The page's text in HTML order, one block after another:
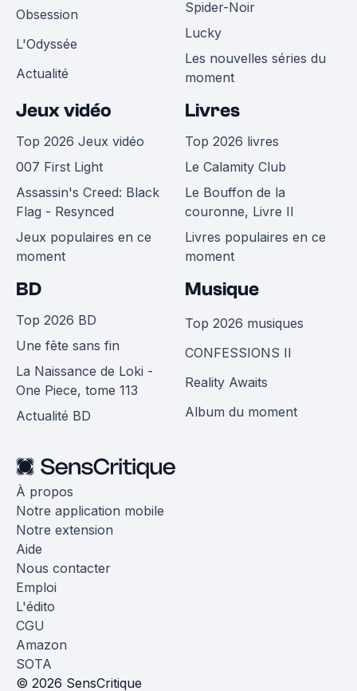
Obsession
L'Odyssée
Actualité
Spider-Noir
Lucky
Les nouvelles séries du
moment
Jeux vidéo
Top 2026 Jeux vidéo
007 First Light
Assassin's Creed: Black
Flag - Resynced
Jeux populaires en ce
moment
Livres
Top 2026 livres
Le Calamity Club
Le Bouffon de la
couronne, Livre II
Livres populaires en ce
moment
BD
Top 2026 BD
Une fête sans fin
La Naissance de Loki -
One Piece, tome 113
Actualité BD
Musique
Top 2026 musiques
CONFESSIONS II
Reality Awaits
Album du moment
À propos
Notre application mobile
Notre extension
Aide
Nous contacter
Emploi
L'édito
CGU
Amazon
SOTA
© 2026 SensCritique